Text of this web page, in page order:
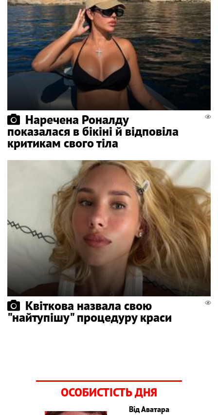
Наречена Роналду
показалася в бікіні й відповіла
критикам свого тіла
Квіткова назвала свою
"найтупішу" процедуру краси
ОСОБИСТІСТЬ ДНЯ
Від Аватара